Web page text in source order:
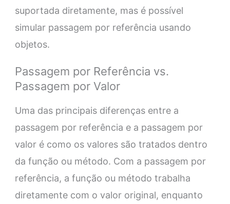
suportada diretamente, mas é possível
simular passagem por referência usando
objetos.
Passagem por Referência vs.
Passagem por Valor
Uma das principais diferenças entre a
passagem por referência e a passagem por
valor é como os valores são tratados dentro
da função ou método. Com a passagem por
referência, a função ou método trabalha
diretamente com o valor original, enquanto